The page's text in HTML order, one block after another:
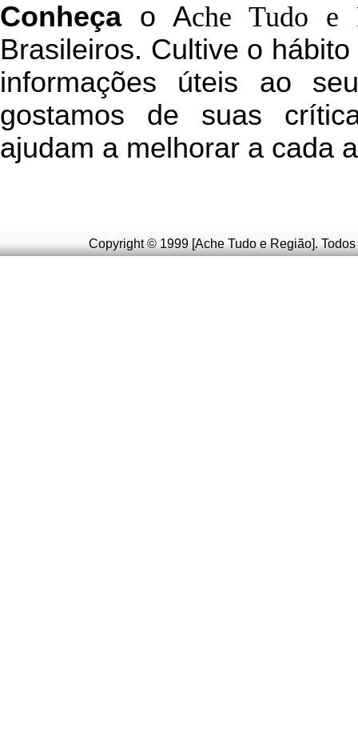
Conheçao Ache Tudo e
Brasileiros. Cultive o
informações úteis ao
gostamos de suas
ajudam a melhorar a cada
Copyright © 1999 [Ache Tudo e Região].